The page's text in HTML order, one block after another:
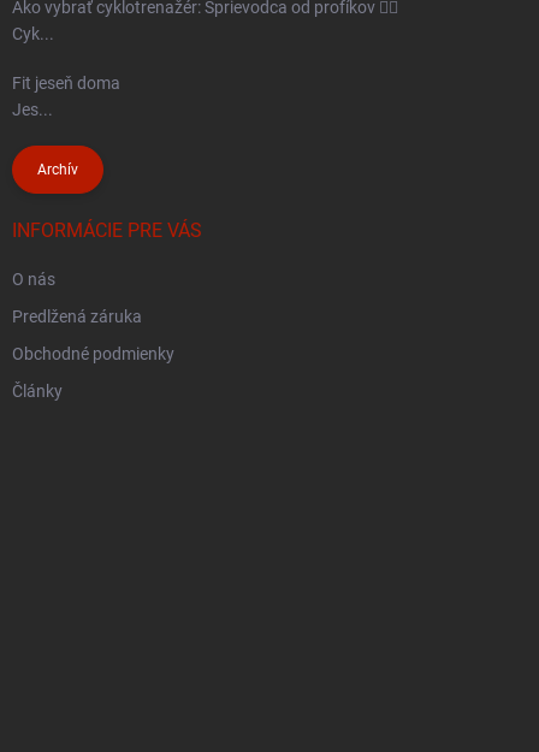
Ako vybrať cyklotrenažér: Sprievodca od profíkov 🚴‍♂️
Cyk...
Fit jeseň doma
Jes...
Archív
INFORMÁCIE PRE VÁS
O nás
Predlžená záruka
Obchodné podmienky
Články